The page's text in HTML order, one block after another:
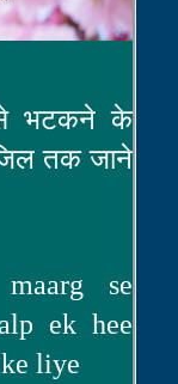
से भटकने के
तक जाने
se
ek hee
liye